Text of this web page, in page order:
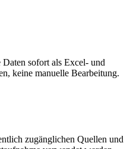
sofort als Excel- und
keine manuelle Bearbeitung.
zugänglichen Quellen und